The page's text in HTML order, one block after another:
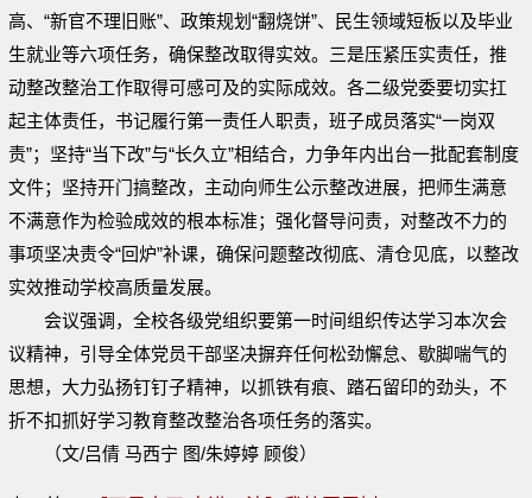
高、“新官不理旧账”、政策规划“翻烧饼”、民生领域短板以及毕业
生就业等六项任务，确保整改取得实效。三是压紧压实责任，推
动整改整治工作取得可感可及的实际成效。各二级党委要切实扛
起主体责任，书记履行第一责任人职责，班子成员落实“一岗双
责”；坚持“当下改”与“长久立”相结合，力争年内出台一批配套制度
文件；坚持开门搞整改，主动向师生公示整改进展，把师生满意
不满意作为检验成效的根本标准；强化督导问责，对整改不力的
事项坚决责令“回炉”补课，确保问题整改彻底、清仓见底，以整改
实效推动学校高质量发展。
会议强调，全校各级党组织要第一时间组织传达学习本次会
议精神，引导全体党员干部坚决摒弃任何松劲懈怠、歇脚喘气的
思想，大力弘扬钉钉子精神，以抓铁有痕、踏石留印的劲头，不
折不扣抓好学习教育整改整治各项任务的落实。
（文/吕倩 马西宁 图/朱婷婷 顾俊）